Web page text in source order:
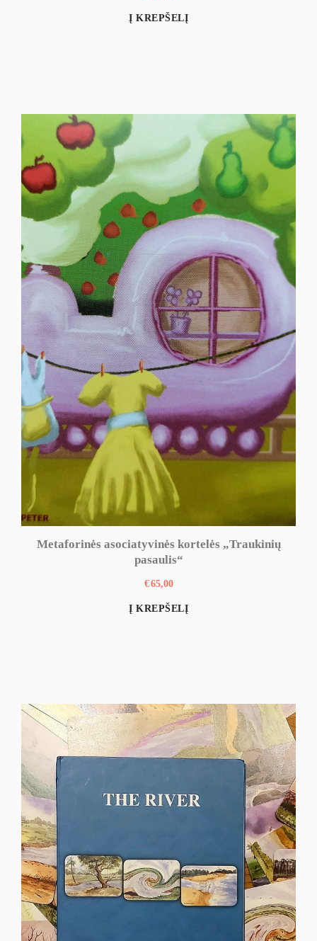
Į KREPŠELĮ
Metaforinės asociatyvinės kortelės „Traukinių
pasaulis“
€65,00
Į KREPŠELĮ